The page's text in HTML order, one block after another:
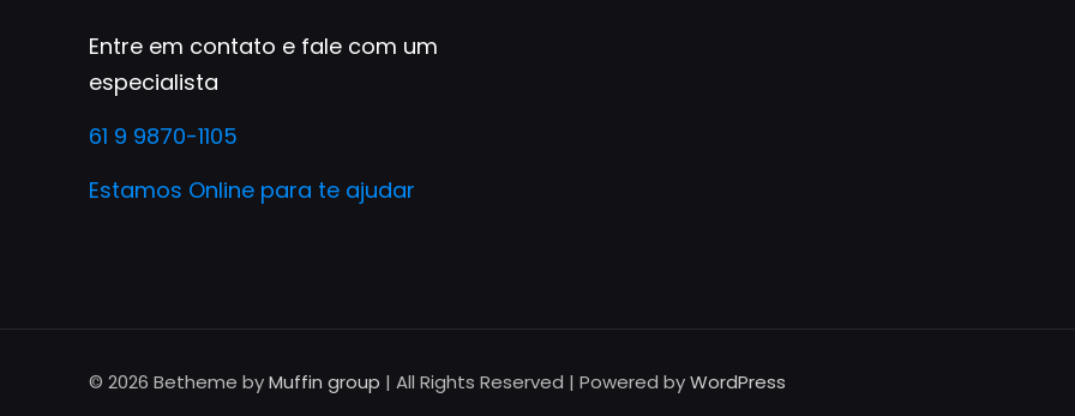
Entre em contato e fale com um
especialista
61 9 9870-1105
Estamos Online para te ajudar
© 2026 Betheme byMuffin group | All Rights Reserved | Powered byWordPress